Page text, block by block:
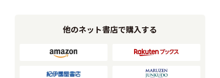
他のネット書店で購入する